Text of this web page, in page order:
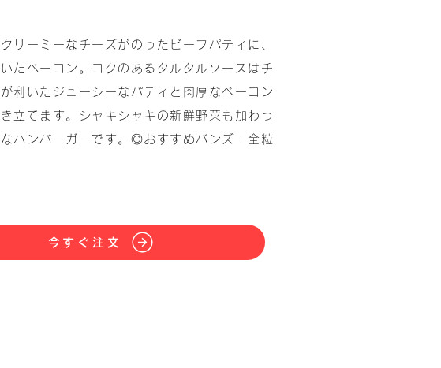
リーミーなチーズがのったビーフパティに、
たベーコン。コクのあるタルタルソースはチ
利いたジューシーなパティと肉厚なベーコン
立てます。シャキシャキの新鮮野菜も加わっ
ハンバーガーです。◎おすすめバンズ：全粒
今すぐ注文